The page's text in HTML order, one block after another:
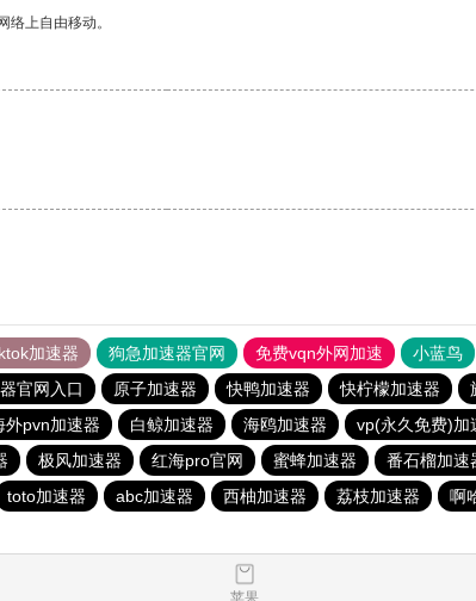
上自由移动。
加速器 狗急加速器官网 免费vqn外网加速 小蓝鸟
官网入口 原子加速器 快鸭加速器 快柠檬加速器
外pvn加速器 白鲸加速器 海鸥加速器 vp(永久免费)加
极风加速器 红海pro官网 蜜蜂加速器 番石榴加速
toto加速器 abc加速器 西柚加速器 荔枝加速器 啊
苹果